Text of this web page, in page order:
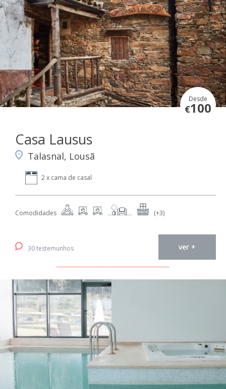
Desde
€100
Casa Lausus
Talasnal, Lousã
2 x cama de casal
Comodidades (+3)
30 testemunhos ver +